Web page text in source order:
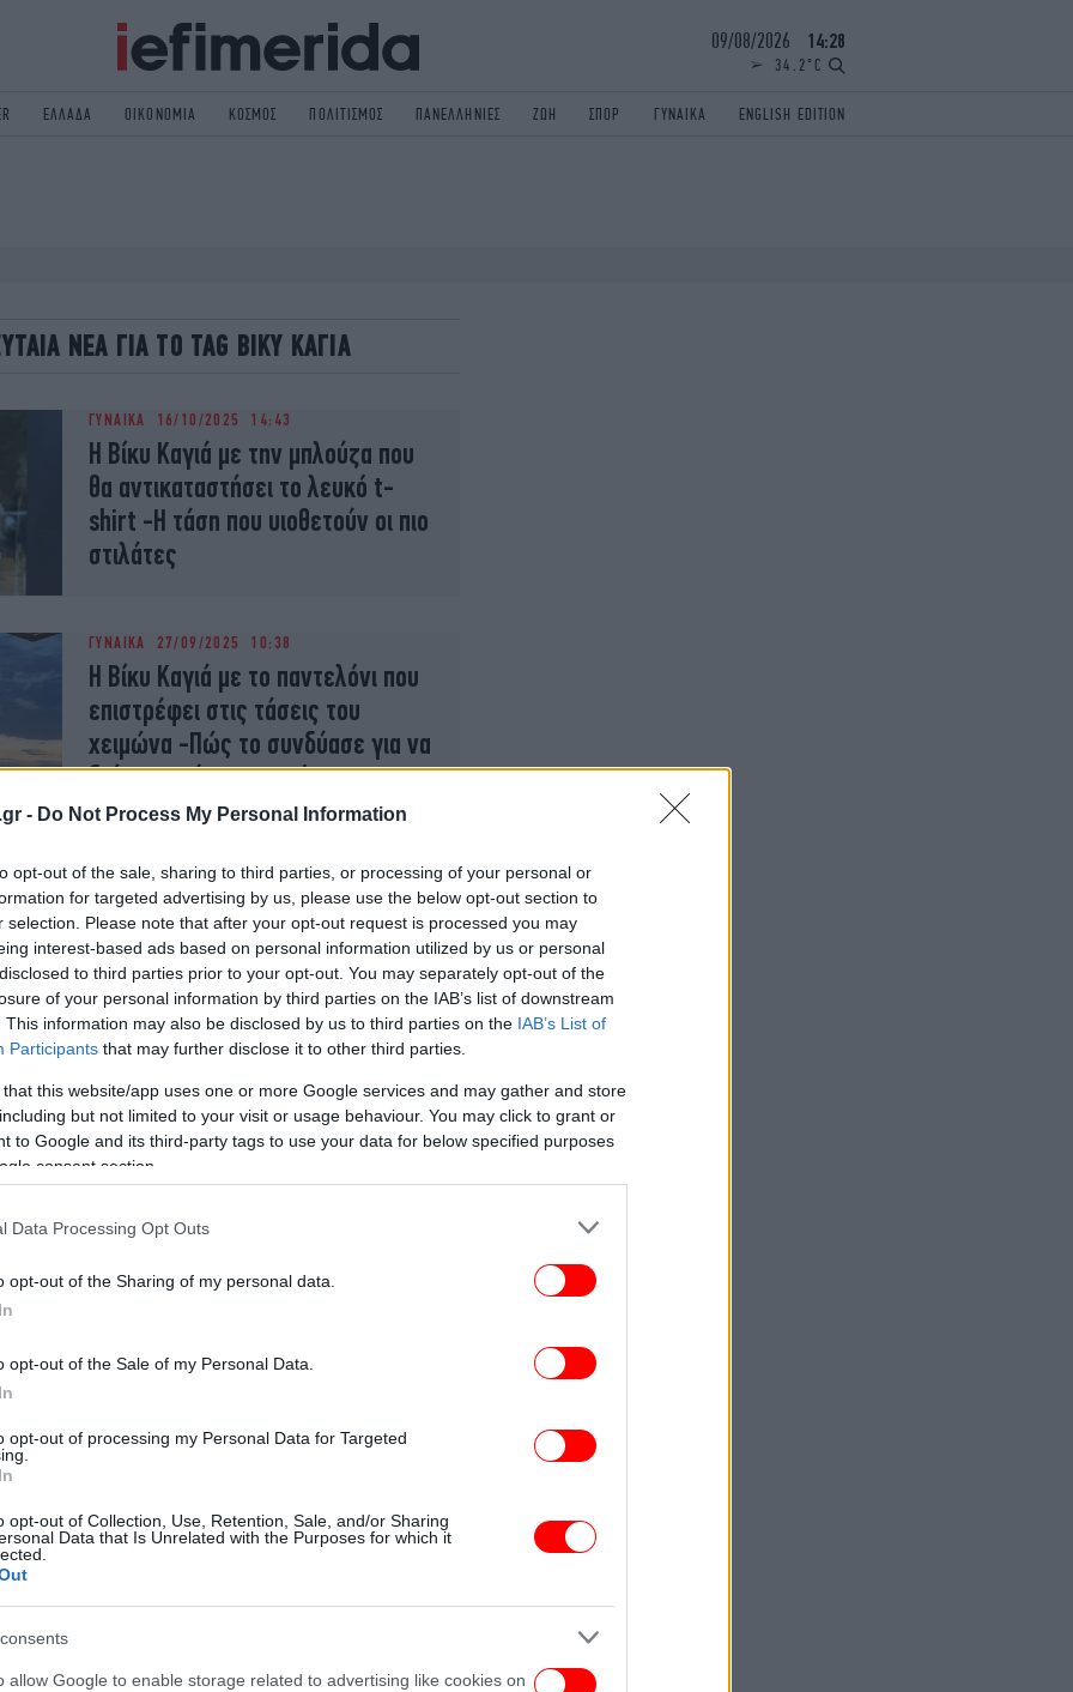
- Do Not Process My Personal Information
opt-out of the sale, sharing to third parties, or processing of your personal or
for targeted advertising by us, please use the below opt-out section to
selection. Please note that after your opt-out request is processed you may
interest-based ads based on personal information utilized by us or personal
to third parties prior to your opt-out. You may separately opt-out of the
of your personal information by third parties on the IAB’s list of downstream
This information may also be disclosed by us to third parties on the IAB’s List of
Participants that may further disclose it to other third parties.
that this website/app uses one or more Google services and may gather and store
but not limited to your visit or usage behaviour. You may click to grant or
to Google and its third-party tags to use your data for below specified purposes
consent section.
Data Processing Opt Outs
opt-out of the Sharing of my personal data.
opt-out of the Sale of my Personal Data.
opt-out of processing my Personal Data for Targeted
opt-out of Collection, Use, Retention, Sale, and/or Sharing
Data that Is Unrelated with the Purposes for which it
allow Google to enable storage related to advertising like cookies on
09/08/2026 14:28
34.2°C
ΕΛΛΑΔΑ ΟΙΚΟΝΟΜΙΑ ΚΟΣΜΟΣ ΠΟΛΙΤΙΣΜΟΣ ΠΑΝΕΛΛΗΝΙΕΣ ΖΩΗ ΣΠΟΡ ΓΥΝΑΙΚΑ ENGLISH EDITION
PODCAST
MEDIA
ΝΕΑ ΓΙΑ ΤΟ TAG ΒΙΚΥ ΚΑΓΙΑ
ΓΥΝΑΙΚΑ 16/10/2025 14:43
Η Βίκυ Καγιά με την μπλούζα που
θα αντικαταστήσει το λευκό t-
shirt -H τάση που υιοθετούν οι πιο
στιλάτες
ΓΥΝΑΙΚΑ 27/09/2025 10:38
Η Βίκυ Καγιά με το παντελόνι που
επιστρέφει στις τάσεις του
χειμώνα -Πώς το συνδύασε για να
δείχνει σούπερ κομψό
ΓΥΝΑΙΚΑ 18/09/2025 09:25
H Βίκυ Καγιά στο Παρίσι: Το chic
φθινοπωρινό look της που θυμίζει
Γαλλίδα fashionista
ΓΥΝΑΙΚΑ 11/09/2025 09:16
Η Βίκυ Καγιά με την απόλυτα
κλασική μπλούζα που δεν βγαίνει
ποτέ από τη μόδα
Βίκυ Καγιά και Δανάη Παππά
και γίνονται viral
ΖΩΗ 29/08/2025 11:39
τη Βίκυ Καγιά -Ποζάρει στον φακό